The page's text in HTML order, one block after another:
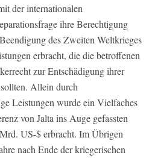
der internationalen
ihre Berechtigung
des Zweiten Weltkrieges
erbracht, die die betroffenen
zur Entschädigung ihrer
Allein durch
Leistungen wurde ein Vielfaches
von Jalta ins Auge gefassten
US-$ erbracht. Im Übrigen
nach Ende der kriegerischen